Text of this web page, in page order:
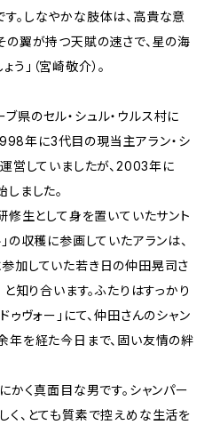
。しなやかな肢体は、高貴な意
の翼が持つ天賦の速さで、星の海
」（宮崎敬介）。
県のセル・シュル・ウルス村に
年に3代目の現当主アラン・シ
営していましたが、2003年に
ました。
生として身を置いていたサント
の収穫に参画していたアランは、
加していた若き日の仲田晃司さ
と知り合います。ふたりはすっかり
ゥヴォー」にて、仲田さんのシャン
年を経た今日まで、固い友情の絆
かく真面目な男です。シャンパー
く、とても質素で控えめな生活を